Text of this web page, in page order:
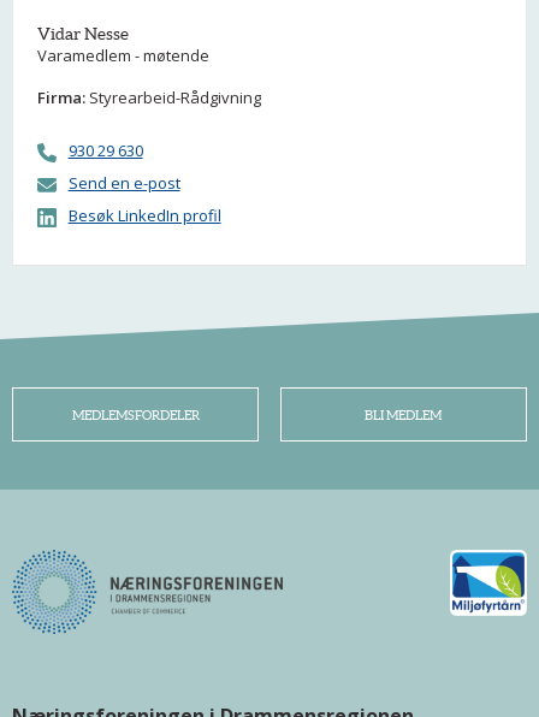
Vidar Nesse
Varamedlem - møtende
Firma: Styrearbeid-Rådgivning
930 29 630
Send en e-post
Besøk LinkedIn profil
MEDLEMSFORDELER BLI MEDLEM